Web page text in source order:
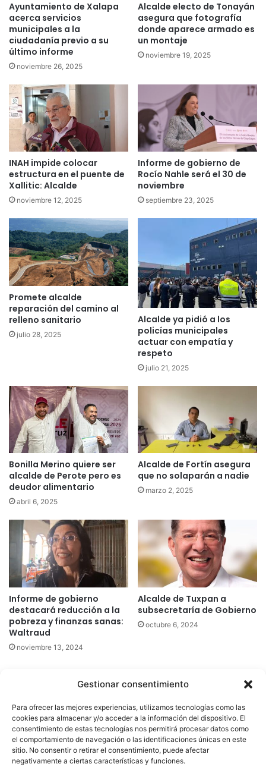
Gestionar consentimiento
Para ofrecer las mejores experiencias, utilizamos tecnologías como las
cookies para almacenar y/o acceder a la información del dispositivo. El
consentimiento de estas tecnologías nos permitirá procesar datos como
el comportamiento de navegación o las identificaciones únicas en este
sitio. No consentir o retirar el consentimiento, puede afectar
negativamente a ciertas características y funciones.
Ayuntamiento de Xalapa
acerca servicios
municipales a la
ciudadanía previo a su
último informe
noviembre 26, 2025
Alcalde electo de Tonayán
asegura que fotografía
donde aparece armado es
un montaje
noviembre 19, 2025
INAH impide colocar
estructura en el puente de
Xallitic: Alcalde
noviembre 12, 2025
Informe de gobierno de
Rocío Nahle será el 30 de
noviembre
septiembre 23, 2025
Promete alcalde
reparación del camino al
relleno sanitario
julio 28, 2025
Alcalde ya pidió a los
policías municipales
actuar con empatía y
respeto
julio 21, 2025
Bonilla Merino quiere ser
alcalde de Perote pero es
deudor alimentario
abril 6, 2025
Alcalde de Fortín asegura
que no solaparán a nadie
marzo 2, 2025
Informe de gobierno
destacará reducción a la
pobreza y finanzas sanas:
Waltraud
noviembre 13, 2024
Alcalde de Tuxpan a
subsecretaría de Gobierno
octubre 6, 2024
derechos reservados
|Aviso de Privacidad|Política de Cookies|Defensoría de la
Audiencia|